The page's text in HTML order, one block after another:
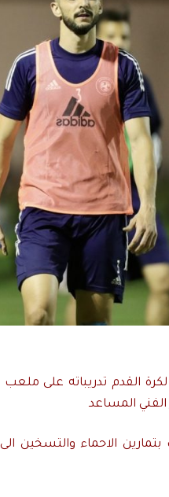
لكرة القدم تدريباته على ملعب
الفني المساعد
بتمارين الاحماء والتسخين الى